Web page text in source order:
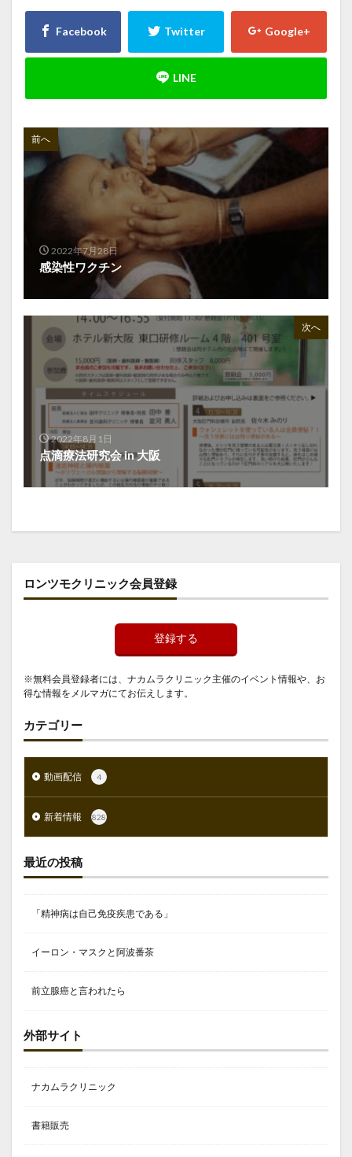
前へ
2022年7月28日
感染性ワクチン
次へ
2022年8月1日
点滴療法研究会 in 大阪
ロンツモクリニック会員登録
登録する
※無料会員登録者には、ナカムラクリニック主催のイベント情報や、お
得な情報をメルマガにてお伝えします。
カテゴリー
動画配信 4
新着情報 828
最近の投稿
「精神病は自己免疫疾患である」
イーロン・マスクと阿波番茶
前立腺癌と言われたら
外部サイト
ナカムラクリニック
書籍販売